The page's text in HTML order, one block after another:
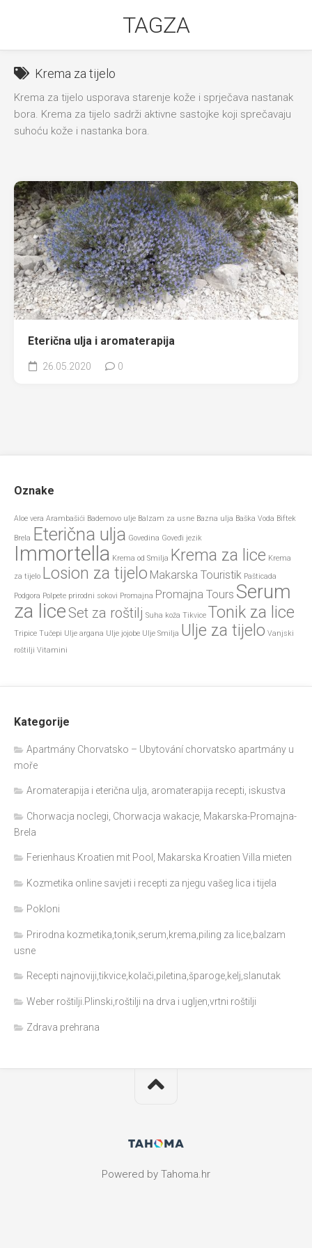
TAGZA
Krema za tijelo
Krema za tijelo usporava starenje kože i sprječava nastanak
bora. Krema za tijelo sadrži aktivne sastojke koji sprečavaju
suhoću kože i nastanka bora.
Eterična ulja i aromaterapija
26.05.2020 0
Oznake
Aloe vera Arambašići Bademovo ulje Balzam za usne Bazna ulja Baška Voda Biftek
Brela Eterična ulja Govedina Goveđi jezik
Immortella Krema od Smilja Krema za lice Krema
za tijelo Losion za tijelo Makarska Touristik Pašticada
Podgora Polpete prirodni sokovi Promajna Promajna Tours Serum
za lice Set za roštilj Suha koža Tikvice Tonik za lice
Tripice Tučepi Ulje argana Ulje jojobe Ulje Smilja Ulje za tijelo Vanjski
roštilji Vitamini
Kategorije
Apartmány Chorvatsko – Ubytování chorvatsko apartmány u
moře
Aromaterapija i eterična ulja, aromaterapija recepti, iskustva
Chorwacja noclegi, Chorwacja wakacje, Makarska-Promajna-
Brela
Ferienhaus Kroatien mit Pool, Makarska Kroatien Villa mieten
Kozmetika online savjeti i recepti za njegu vašeg lica i tijela
Pokloni
Prirodna kozmetika,tonik,serum,krema,piling za lice,balzam
usne
Recepti najnoviji,tikvice,kolači,piletina,šparoge,kelj,slanutak
Weber roštilji.Plinski,roštilji na drva i ugljen,vrtni roštilji
Zdrava prehrana
Powered by Tahoma.hr